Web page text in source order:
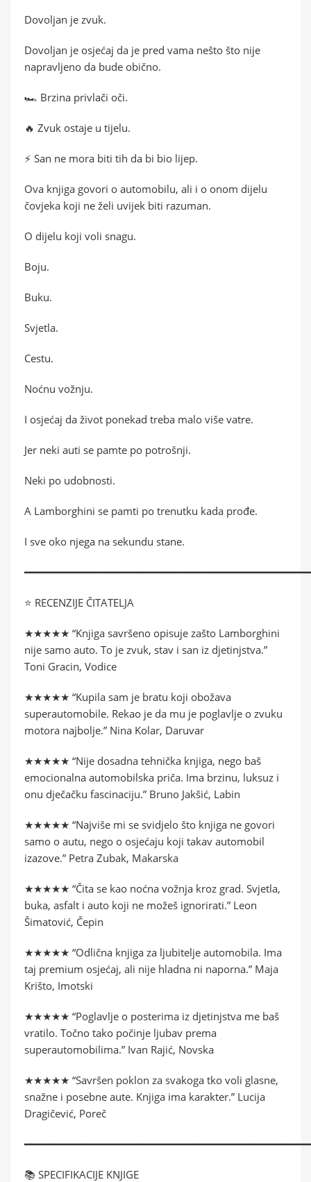
Dovoljan je zvuk.
Dovoljan je osjećaj da je pred vama nešto što nije
napravljeno da bude obično.
🏎️ Brzina privlači oči.
🔥 Zvuk ostaje u tijelu.
⚡ San ne mora biti tih da bi bio lijep.
Ova knjiga govori o automobilu, ali i o onom dijelu
čovjeka koji ne želi uvijek biti razuman.
O dijelu koji voli snagu.
Boju.
Buku.
Svjetla.
Cestu.
Noćnu vožnju.
I osjećaj da život ponekad treba malo više vatre.
Jer neki auti se pamte po potrošnji.
Neki po udobnosti.
A Lamborghini se pamti po trenutku kada prođe.
I sve oko njega na sekundu stane.
⭐ RECENZIJE ČITATELJA
★★★★★ “Knjiga savršeno opisuje zašto Lamborghini
nije samo auto. To je zvuk, stav i san iz djetinjstva.”
Toni Gracin, Vodice
★★★★★ “Kupila sam je bratu koji obožava
superautomobile. Rekao je da mu je poglavlje o zvuku
motora najbolje.” Nina Kolar, Daruvar
★★★★★ “Nije dosadna tehnička knjiga, nego baš
emocionalna automobilska priča. Ima brzinu, luksuz i
onu dječačku fascinaciju.” Bruno Jakšić, Labin
★★★★★ “Najviše mi se svidjelo što knjiga ne govori
samo o autu, nego o osjećaju koji takav automobil
izazove.” Petra Zubak, Makarska
★★★★★ “Čita se kao noćna vožnja kroz grad. Svjetla,
buka, asfalt i auto koji ne možeš ignorirati.” Leon
Šimatović, Čepin
★★★★★ “Odlična knjiga za ljubitelje automobila. Ima
taj premium osjećaj, ali nije hladna ni naporna.” Maja
Krišto, Imotski
★★★★★ “Poglavlje o posterima iz djetinjstva me baš
vratilo. Točno tako počinje ljubav prema
superautomobilima.” Ivan Rajić, Novska
★★★★★ “Savršen poklon za svakoga tko voli glasne,
snažne i posebne aute. Knjiga ima karakter.” Lucija
Dragičević, Poreč
📚 SPECIFIKACIJE KNJIGE